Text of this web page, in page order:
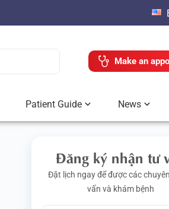
Make an
Patient Guide News
Đăng ký nhận tư
Đặt lịch ngay để được các
vấn và khám bệnh